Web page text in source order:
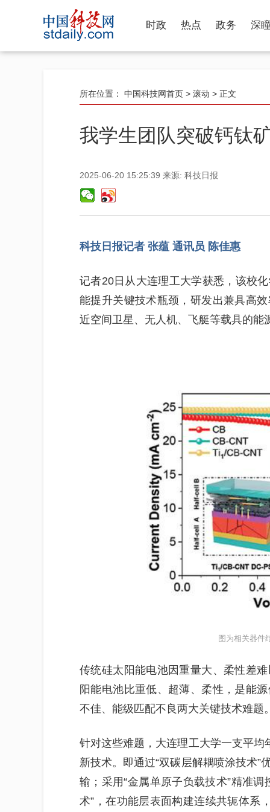
时政 热点 政务 深
所在位置： 中国科技网首页 > 滚动 > 正文
我学生团队突破钙钛
2025-06-20 15:25:39 来源: 科技日报
科技日报记者 张蕴 通讯员 陈佳惠
记者20日从大连理工大学获悉，该校
能提升关键技术瓶颈，研发出兼具高
近空间卫星、无人机、飞艇等载具的能
图为相关器件
传统硅太阳能电池因重量大、柔性差
阳能电池比重低、超薄、柔性，是能
不佳、能级匹配不良两大关键技术难题
针对这些难题，大连理工大学一支平
新技术。即通过“双碳层解耦喷涂技术
输；采用“金属单原子负载技术”精准
术”，在功能层表面构建连续共轭体系